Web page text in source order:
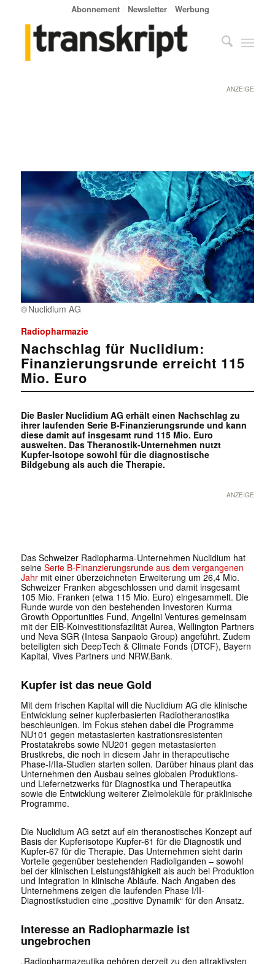
Abonnement Newsletter Werbung
ANZEIGE
Nuclidium AG
Radiopharmazie
Nachschlag für Nuclidium:
Finanzierungsrunde erreicht 115
Mio. Euro
Die Basler Nuclidium AG erhält einen Nachschlag zu
ihrer laufenden Serie B-Finanzierungsrunde und kann
diese damit auf insgesamt rund 115 Mio. Euro
ausweiten. Das Theranostik-Unternehmen nutzt
Kupfer-Isotope sowohl für die diagnostische
Bildgebung als auch die Therapie.
ANZEIGE
Das Schweizer Radiopharma-Unternehmen Nuclidium hat
seine Serie B-Finanzierungsrunde aus dem vergangenen
Jahrmit einer überzeichneten Erweiterung um 26,4 Mio.
Schweizer Franken abgeschlossen und damit insgesamt
105 Mio. Franken (etwa 115 Mio. Euro) eingesammelt. Die
Runde wurde von den bestehenden Investoren Kurma
Growth Opportunities Fund, Angelini Ventures gemeinsam
mit der EIB-Koinvestitionsfazilität Aurea, Wellington Partners
und Neva SGR (Intesa Sanpaolo Group) angeführt. Zudem
beteiligten sich DeepTech & Climate Fonds (DTCF), Bayern
Kapital, Vives Partners und NRW.Bank.
Kupfer ist das neue Gold
Mit dem frischen Kapital will die Nuclidium AG die klinische
Entwicklung seiner kupferbasierten Radiotheranostika
beschleunigen. Im Fokus stehen dabei die Programme
NU101 gegen metastasierten kastrationsresistenten
Prostatakrebs sowie NU201 gegen metastasierten
Brustkrebs, die noch in diesem Jahr in therapeutische
Phase-I/IIa-Studien starten sollen. Darüber hinaus plant das
Unternehmen den Ausbau seines globalen Produktions-
und Liefernetzwerks für Diagnostika und Therapeutika
sowie die Entwicklung weiterer Zielmoleküle für präklinische
Programme.
Die Nuclidium AG setzt auf ein theranostisches Konzept auf
Basis der Kupferisotope Kupfer-61 für die Diagnostik und
Kupfer-67 für die Therapie. Das Unternehmen sieht darin
Vorteile gegenüber bestehenden Radioliganden – sowohl
bei der klinischen Leistungsfähigkeit als auch bei Produktion
und Integration in klinische Abläufe. Nach Angaben des
Unternehmens zeigen die laufenden Phase I/II-
Diagnostikstudien eine „positive Dynamik“ für den Ansatz.
Interesse an Radiopharmazie ist
ungebrochen
„Radiopharmazeutika gehören derzeit zu den attraktivsten